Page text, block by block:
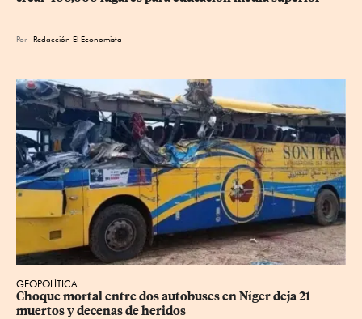
Por Redacción El Economista
GEOPOLÍTICA
Choque mortal entre dos autobuses en Níger deja 21
muertos y decenas de heridos